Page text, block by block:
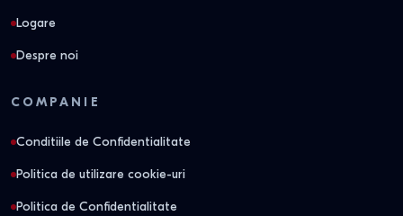
Logare
Despre noi
COMPANIE
Conditiile de Confidentialitate
Politica de utilizare cookie-uri
Politica de Confidentialitate